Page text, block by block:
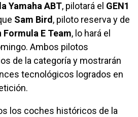
Yamaha ABT, pilotará el GEN1
Sam Bird, piloto reserva y de
Formula E Team, lo hará el
Ambos pilotos
de la categoría y mostrarán
tecnológicos logrados en
los coches históricos de la